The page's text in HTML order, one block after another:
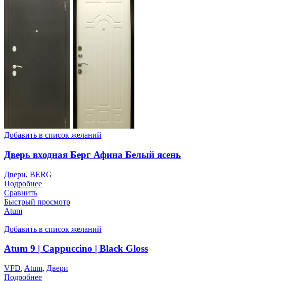
Добавить в список желаний
Дверь входная Берг Афина Белый ясень
Двери, BERG
Подробнее
Сравнить
Быстрый просмотр
Atum
Добавить в список желаний
Atum 9 | Cappuccino | Black Gloss
VFD, Atum, Двери
Подробнее